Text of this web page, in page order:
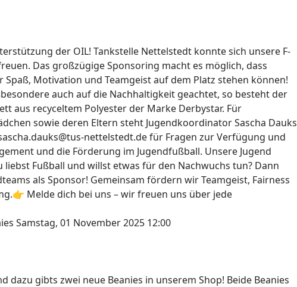
der OIL! Tankstelle Nettelstedt konnte sich unsere F-
Das großzügige Sponsoring macht es möglich, dass
Spaß, Motivation und Teamgeist auf dem Platz stehen können!
auch auf die Nachhaltigkeit geachtet, so besteht der
aus recyceltem Polyester der Marke Derbystar. Für
sowie deren Eltern steht Jugendkoordinator Sascha Dauks
nettelstedt.de für Fragen zur Verfügung und
und die Förderung im Jugendfußball. Unsere Jugend
Fußball und willst etwas für den Nachwuchs tun? Dann
als Sponsor! Gemeinsam fördern wir Teamgeist, Fairness
Melde dich bei uns – wir freuen uns über jede
Samstag, 01 November 2025 12:00
dazu gibts zwei neue Beanies in unserem Shop! Beide Beanies